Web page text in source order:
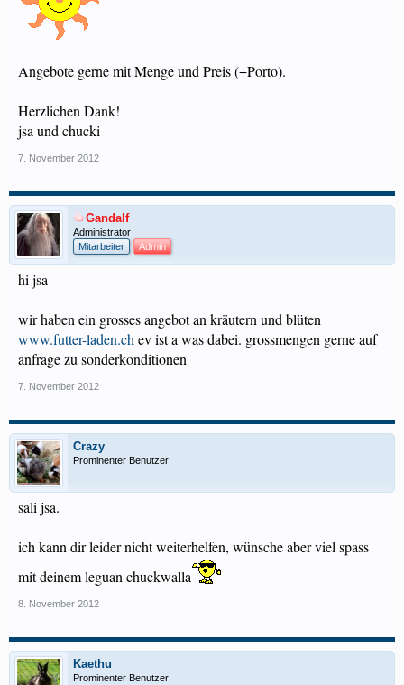
Angebote gerne mit Menge und Preis (+Porto).
Herzlichen Dank!
jsa und chucki
7. November 2012
Gandalf
Administrator
Mitarbeiter
Admin
hi jsa
wir haben ein grosses angebot an kräutern und blüten
www.futter-laden.ch ev ist a was dabei. grossmengen gerne auf
anfrage zu sonderkonditionen
7. November 2012
Crazy
Prominenter Benutzer
sali jsa.
ich kann dir leider nicht weiterhelfen, wünsche aber viel spass
mit deinem leguan chuckwalla
8. November 2012
Kaethu
Prominenter Benutzer